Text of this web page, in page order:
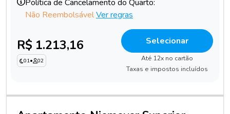
Política de Cancelamento do Quarto:
Não ReembolsávelVer regras
R$ 1.213,16
01• 02
Selecionar
Até 12x no cartão
Taxas e impostos incluídos